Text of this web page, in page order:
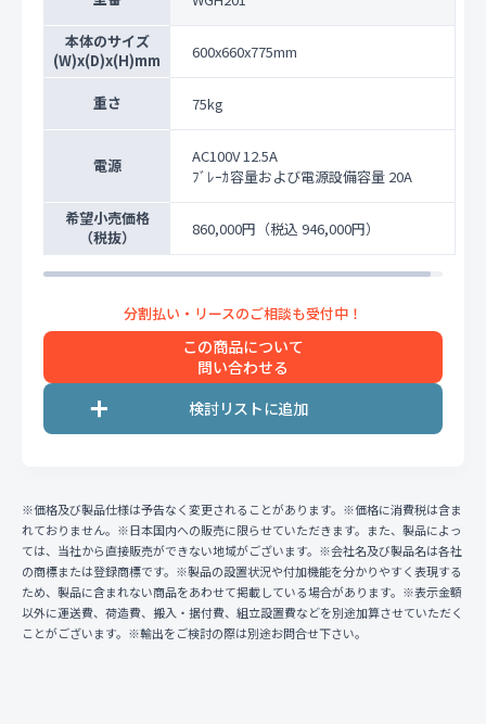
本体のサイズ
(W)x(D)x(H)mm
600x660x775mm
重さ 75kg
電源
AC100V 12.5A
ﾌﾞﾚｰｶ容量および電源設備容量 20A
希望小売価格
（税抜）
860,000円 （税込 946,000円）
この商品について
問い合わせる
※価格及び製品仕様は予告なく変更されることがあります。※価格に消費税は含ま
れておりません。※日本国内への販売に限らせていただきます。また、製品によっ
ては、当社から直接販売ができない地域がございます。※会社名及び製品名は各社
の商標または登録商標です。※製品の設置状況や付加機能を分かりやすく表現する
ため、製品に含まれない商品をあわせて掲載している場合があります。※表示金額
以外に運送費、荷造費、搬入・据付費、組立設置費などを別途加算させていただく
ことがございます。※輸出をご検討の際は別途お問合せ下さい。